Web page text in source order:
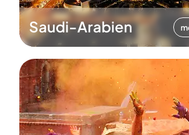
Saudi-Arabien